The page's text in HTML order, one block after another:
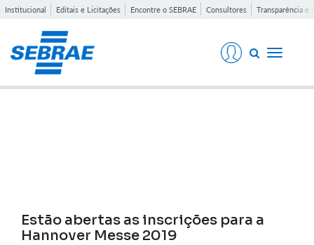
Institucional Editais e Licitações Encontre o SEBRAE Consultores Transparência e
Toggle
Estão abertas as inscrições para a
Hannover Messe 2019